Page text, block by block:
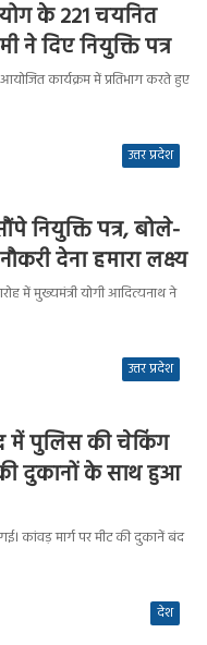
के 221 चयनित
ने दिए नियुक्ति पत्र
कार्यक्रम में प्रतिभाग करते हुए
उत्तर प्रदेश
नियुक्ति पत्र, बोले-
देना हमारा लक्ष्य
में मुख्यमंत्री योगी आदित्यनाथ ने
उत्तर प्रदेश
में पुलिस की चेकिंग
दुकानों के साथ हुआ
कांवड़ मार्ग पर मीट की दुकानें बंद
देश